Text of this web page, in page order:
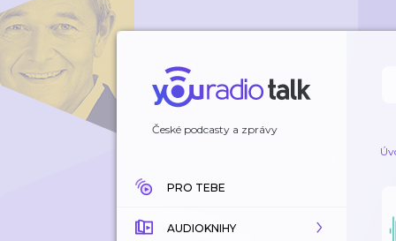
České podcasty a zprávy
PRO TEBE
AUDIOKNIHY